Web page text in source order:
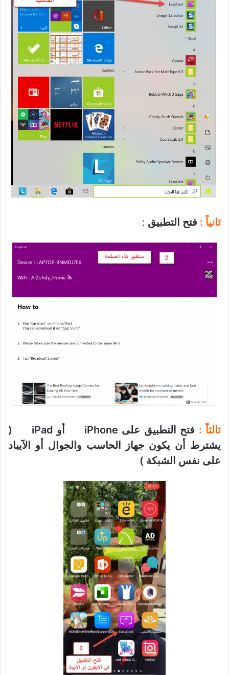
ثانياً : فتح التطبيق :
ثالثاً :
فتح التطبيق على iPhone أو iPad (
يشترط أن يكون جهاز الحاسب والجوال أو الآيباد
على نفس الشبكة )